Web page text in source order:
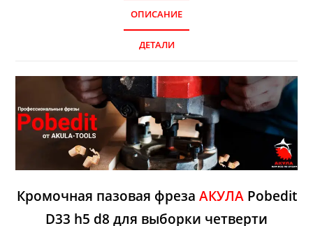
ОПИСАНИЕ
ДЕТАЛИ
Кромочная пазовая фреза АКУЛА Pobedit
D33 h5 d8 для выборки четверти